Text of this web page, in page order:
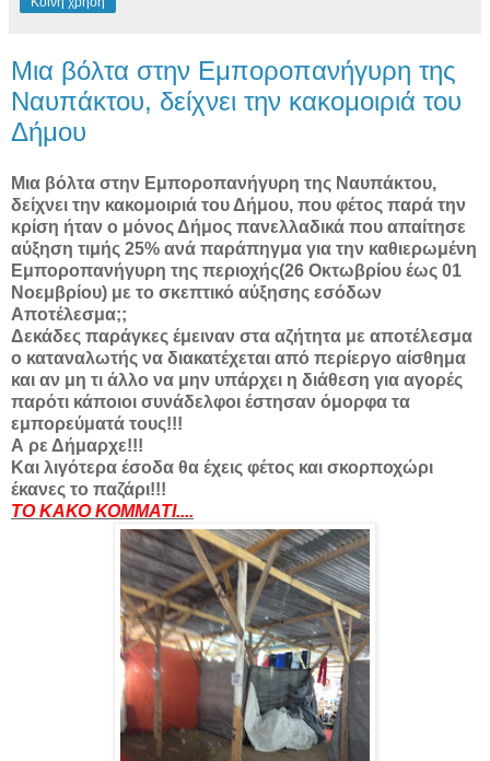
Μια βόλτα στην Εμποροπανήγυρη της
Ναυπάκτου, δείχνει την κακομοιριά του
Δήμου
Μια βόλτα στην Εμποροπανήγυρη της Ναυπάκτου,
δείχνει την κακομοιριά του Δήμου, που φέτος παρά την
κρίση ήταν ο μόνος Δήμος πανελλαδικά που απαίτησε
αύξηση τιμής 25% ανά παράπηγμα για την καθιερωμένη
Εμποροπανήγυρη της περιοχής(26 Οκτωβρίου έως 01
Νοεμβρίου) με το σκεπτικό αύξησης εσόδων
Αποτέλεσμα;;
Δεκάδες παράγκες έμειναν στα αζήτητα με αποτέλεσμα
ο καταναλωτής να διακατέχεται από περίεργο αίσθημα
και αν μη τι άλλο να μην υπάρχει η διάθεση για αγορές
παρότι κάποιοι συνάδελφοι έστησαν όμορφα τα
εμπορεύματά τους!!!
Α ρε Δήμαρχε!!!
Και λιγότερα έσοδα θα έχεις φέτος και σκορποχώρι
έκανες το παζάρι!!!
ΤΟ ΚΑΚΟ ΚΟΜΜΑΤΙ....